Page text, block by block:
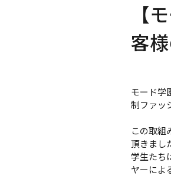
【
客
モード学
制ファッ
この取組
頂きまし
学生たち
ヤーによ